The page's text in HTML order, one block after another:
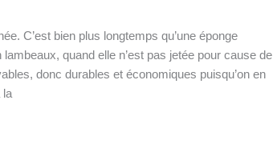
C’est bien plus longtemps qu’une éponge
quand elle n’est pas jetée pour cause de
donc durables et économiques puisqu’on en
la